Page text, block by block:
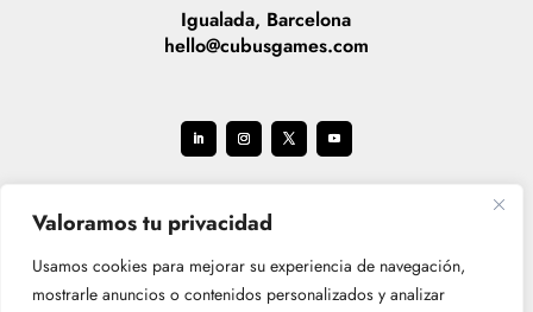
Valoramos tu privacidad
Usamos cookies para mejorar su experiencia de navegación,
mostrarle anuncios o contenidos personalizados y analizar
Igualada, Barcelona
hello@cubusgames.com